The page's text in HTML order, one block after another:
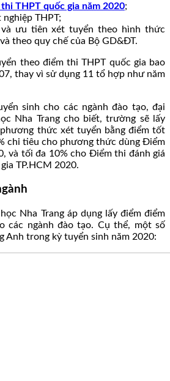
thi THPT quốc gia năm 2020;
THPT;
ưu tiên xét tuyển theo hình thức
theo quy chế của Bộ GD&ĐT.
theo điểm thi THPT quốc gia bao
thay vì sử dụng 11 tổ hợp như năm
sinh cho các ngành đào tạo, đại
Nha Trang cho biết, trường sẽ lấy
thức xét tuyển bằng điểm tốt
chi tiêu cho phương thức dùng Điểm
và tối đa 10% cho Điểm thi đánh giá
TP.HCM 2020.
Nha Trang áp dụng lấy điểm điểm
các ngành đào tạo. Cụ thể, một số
Anh trong kỳ tuyển sinh năm 2020: